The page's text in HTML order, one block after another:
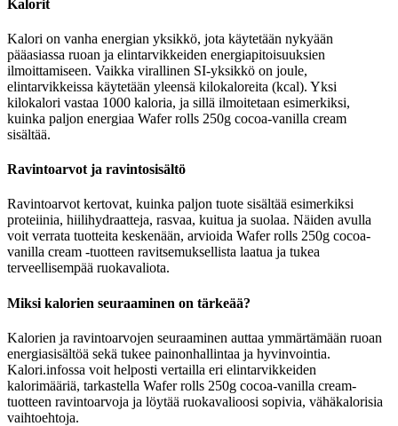
Kalorit
Kalori on vanha energian yksikkö, jota käytetään nykyään
pääasiassa ruoan ja elintarvikkeiden energiapitoisuuksien
ilmoittamiseen. Vaikka virallinen SI-yksikkö on joule,
elintarvikkeissa käytetään yleensä kilokaloreita (kcal). Yksi
kilokalori vastaa 1000 kaloria, ja sillä ilmoitetaan esimerkiksi,
kuinka paljon energiaa Wafer rolls 250g cocoa-vanilla cream
sisältää.
Ravintoarvot ja ravintosisältö
Ravintoarvot kertovat, kuinka paljon tuote sisältää esimerkiksi
proteiinia, hiilihydraatteja, rasvaa, kuitua ja suolaa. Näiden avulla
voit verrata tuotteita keskenään, arvioida Wafer rolls 250g cocoa-
vanilla cream -tuotteen ravitsemuksellista laatua ja tukea
terveellisempää ruokavaliota.
Miksi kalorien seuraaminen on tärkeää?
Kalorien ja ravintoarvojen seuraaminen auttaa ymmärtämään ruoan
energiasisältöä sekä tukee painonhallintaa ja hyvinvointia.
Kalori.infossa voit helposti vertailla eri elintarvikkeiden
kalorimääriä, tarkastella Wafer rolls 250g cocoa-vanilla cream-
tuotteen ravintoarvoja ja löytää ruokavalioosi sopivia, vähäkalorisia
vaihtoehtoja.